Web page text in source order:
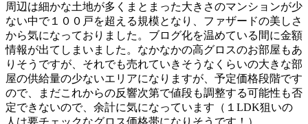
周辺は細かな土地が多くまとまった大きさのマンションが少
ない中で１００戸を超える規模となり、ファザードの美しさ
から気になっておりました。ブログ化を温めている間に金額
情報が出てしまいました。なかなかの高グロスのお部屋もあ
りそうですが、それでも売れていきそうなくらいの大きな部
屋の供給量の少ないエリアになりますが、予定価格段階です
ので、まだこれからの反響次第で値段も調整する可能性も否
定できないので、余計に気になっています（１LDK狙いの